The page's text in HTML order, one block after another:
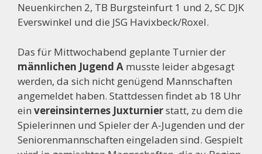
Neuenkirchen 2, TB Burgsteinfurt 1 und 2, SC DJK
Everswinkel und die JSG Havixbeck/Roxel.
Das für Mittwochabend geplante Turnier der
männlichen Jugend A musste leider abgesagt
werden, da sich nicht genügend Mannschaften
angemeldet haben. Stattdessen findet ab 18 Uhr
ein vereinsinternes Juxturnierstatt, zu dem die
Spielerinnen und Spieler der A-Jugenden und der
Seniorenmannschaften eingeladen sind. Gespielt